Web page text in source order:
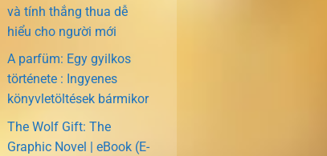
và tính thắng thua dễ
hiểu cho người mới
A parfüm: Egy gyilkos
története : Ingyenes
könyvletöltések bármikor
The Wolf Gift: The
Graphic Novel | eBook (E-